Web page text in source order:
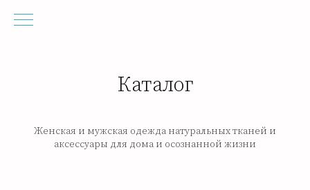
Каталог
Женская и мужская одежда натуральных тканей и
аксессуары для дома и осознанной жизни